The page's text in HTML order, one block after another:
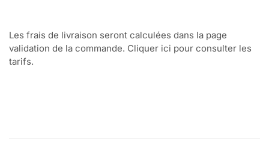
Les frais de livraison seront calculées dans la page
validation de la commande. Cliquer ici pour consulter les
tarifs.